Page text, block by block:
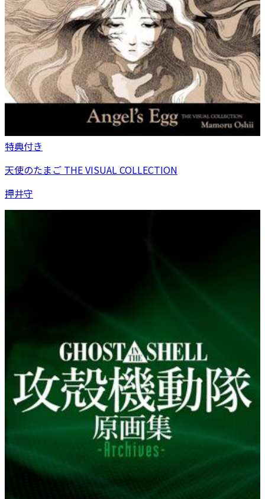
特典付き
天使のたまご THE VISUAL COLLECTION
押井守